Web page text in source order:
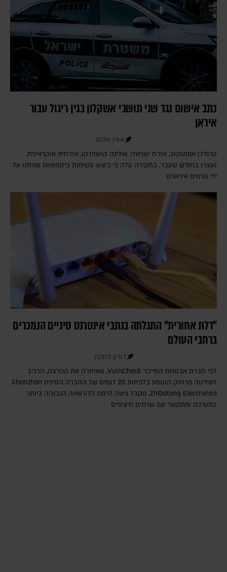
כתב אישום נגד שני תושבי אשקלון בגין ריגול עבור
איראן
אורן שלום
טרמילן אמושקוב, אזרח ישראלי, ואלינה קושנירקו, אזרחית אוקראינית,
נעצרו בחודש שעבר. בחקירה עלה כי ביצעו משימות ביטחוניות שניתנו על
ידי גורמים איראנים
"דלת אחורית" התגלתה בנתבי אינטרנט סיניים הנמכרים
ברחבי העולם
דורון פסקין
לפי חברת אבטחת הסייבר VulnCheck‎, שאיתרה את הפרצה, הרכיב
לשליטה מרחוק הוטמע בלפחות 20 דגמים של החברה הסינית Shenzhen
Zhibotong Electronics‎, מקבל גישה לרמת ההרשאה הגבוהה ביותר
במערכת ומתקשר עם שרתים חיצוניים